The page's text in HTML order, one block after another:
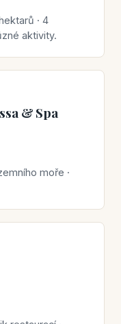
· 4
aktivity.
& Spa
moře ·